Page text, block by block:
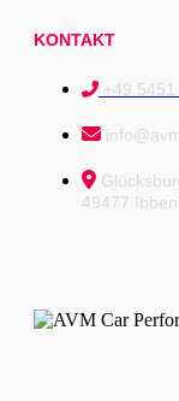
KONTAKT
+49
49477